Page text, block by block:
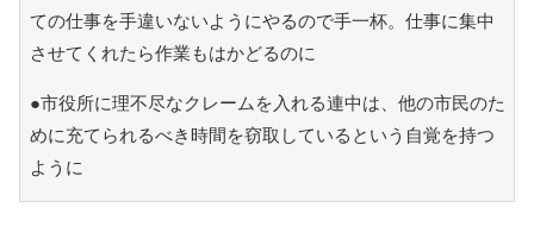
ての仕事を手違いないようにやるので手一杯。仕事に集中
させてくれたら作業もはかどるのに
●市役所に理不尽なクレームを入れる連中は、他の市民のた
めに充てられるべき時間を窃取しているという自覚を持つ
ように